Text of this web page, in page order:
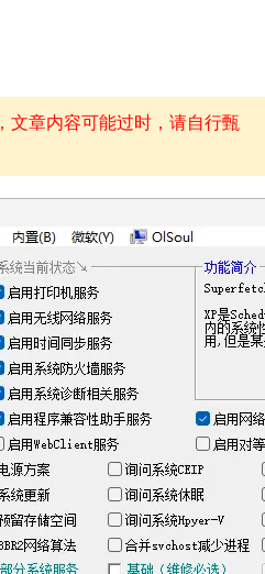
，文章内容可能过时，请自行甄